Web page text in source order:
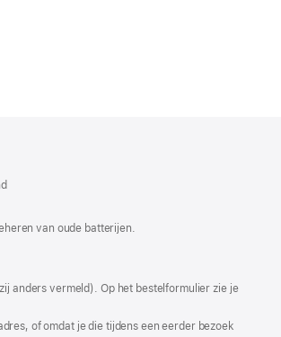
van oude batterijen.
anders vermeld). Op het bestelformulier zie je
of omdat je die tijdens een eerder bezoek